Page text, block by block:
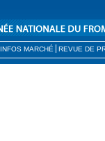
INFOS MARCHÉ REVUE DE